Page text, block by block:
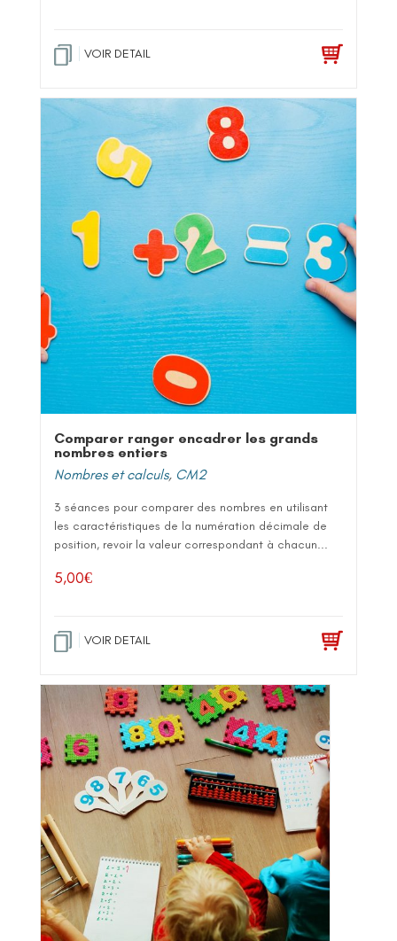
VOIR DETAIL
Comparer ranger encadrer les grands
nombres entiers
Nombres et calculs, CM2
3 séances pour comparer des nombres en utilisant
les caractéristiques de la numération décimale de
position, revoir la valeur correspondant à chacun...
5,00€
VOIR DETAIL